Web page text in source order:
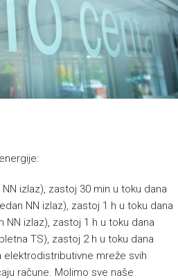
izlaz), zastoj 30 min u toku dana
NN izlaz), zastoj 1 h u toku dana
NN izlaz), zastoj 1 h u toku dana
TS), zastoj 2 h u toku dana
elektrodistributivne mreže svih
račune. Molimo sve naše